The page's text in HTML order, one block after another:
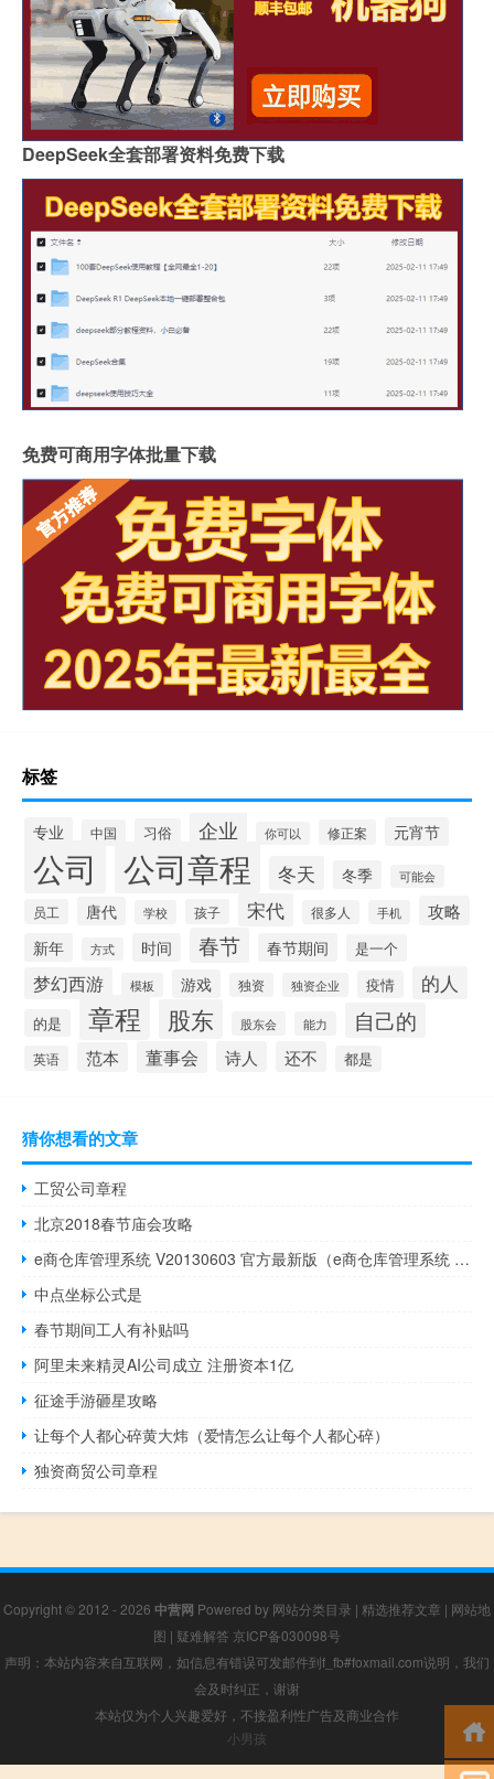
DeepSeek全套部署资料免费下载
免费可商用字体批量下载
标签
专业 中国 习俗 企业 你可以 修正案 元宵节
公司 公司章程 冬天 冬季 可能会
员工 唐代 学校 孩子 宋代 很多人 手机 攻略
新年 方式 时间 春节 春节期间 是一个
梦幻西游 模板 游戏 独资 独资企业 疫情 的人
的是 章程 股东 股东会 能力 自己的
英语 范本 董事会 诗人 还不 都是
猜你想看的文章
工贸公司章程
北京2018春节庙会攻略
e商仓库管理系统 V20130603 官方最新版（e商仓库管理系统 V20130603 官方最新版功能简介）
中点坐标公式是
春节期间工人有补贴吗
阿里未来精灵AI公司成立 注册资本1亿
征途手游砸星攻略
让每个人都心碎黄大炜（爱情怎么让每个人都心碎）
独资商贸公司章程
Copyright © 2012 - 2026 中营网 Powered by 网站分类目录 | 精选推荐文章 | 网站地
图 | 疑难解答 京ICP备030098号
声明：本站内容来自互联网，如信息有错误可发邮件到f_fb#foxmail.com说明，我们
会及时纠正，谢谢
本站仅为个人兴趣爱好，不接盈利性广告及商业合作
小男孩